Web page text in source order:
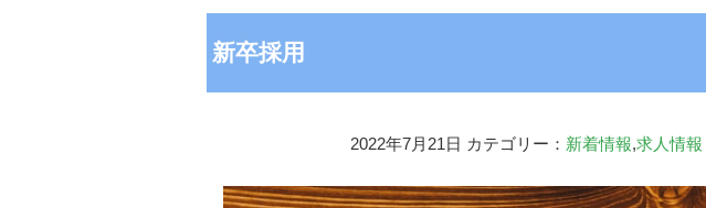
新卒採用
2022年7月21日 カテゴリー： 新着情報,求人情報